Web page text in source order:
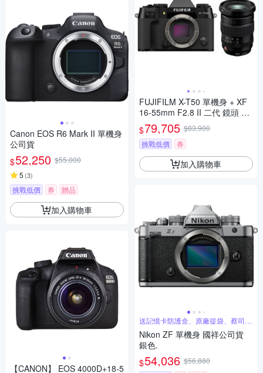
Canon EOS R6 Mark II 單機身
公司貨
$52,250 $55,000
5 (3)
挑戰低價 券 贈品
加入購物車
【CANON】 EOS 4000D+18-5
FUJIFILM X-T50 單機身 + XF
16-55mm F2.8 II 二代 鏡頭 公
司貨
$79,705 $83,900
挑戰低價
券
加入購物車
送記憶卡防護盒、原廠提袋、蔡司噴
霧等好禮
Nikon ZF 單機身 國祥公司貨
銀色.
$54,036 $56,880